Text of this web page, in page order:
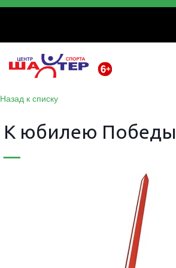
Назад к списку
К юбилею